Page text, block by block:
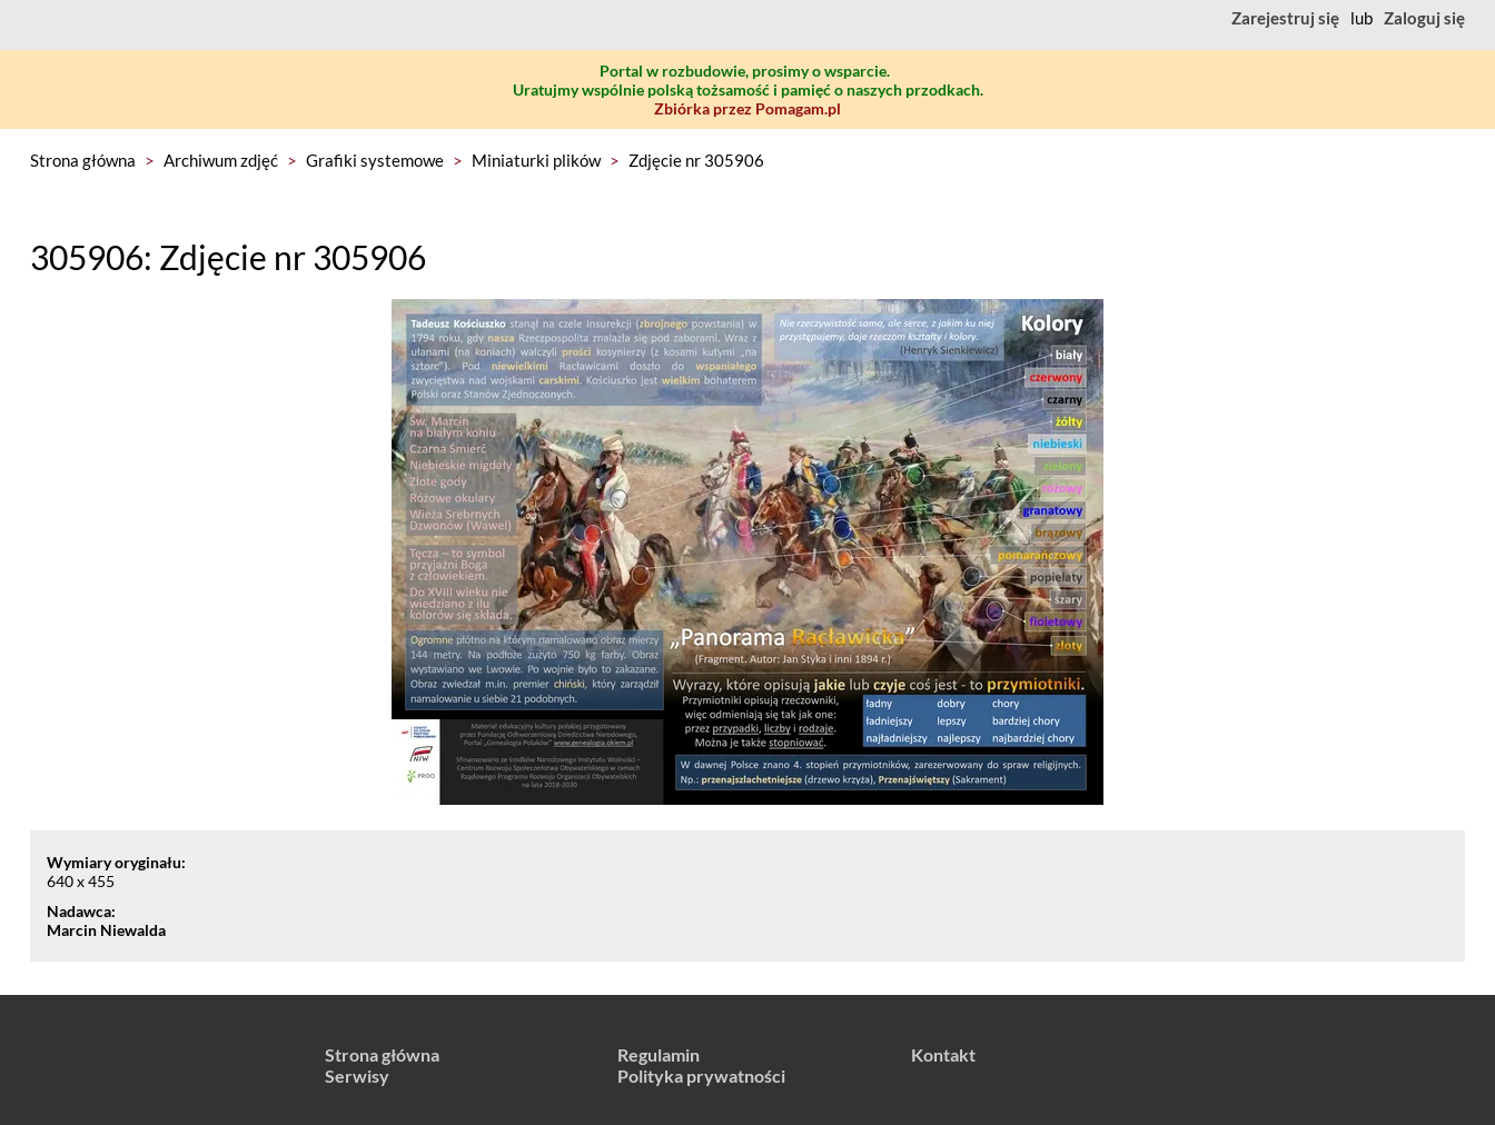
Zarejestruj się lub Zaloguj się
Portal w rozbudowie, prosimy o wsparcie.
Uratujmy wspólnie polską tożsamość i pamięć o naszych przodkach.
Zbiórka przez Pomagam.pl
Strona główna > Archiwum zdjęć > Grafiki systemowe > Miniaturki plików > Zdjęcie nr 305906
305906: Zdjęcie nr 305906
Wymiary oryginału:
640 x 455
Nadawca:
Marcin Niewalda
Strona główna
Serwisy
Regulamin
Polityka prywatności
Kontakt